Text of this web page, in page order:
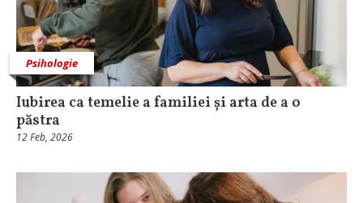
Psihologie
Iubirea ca temelie a familiei și arta de a o
păstra
12 Feb, 2026